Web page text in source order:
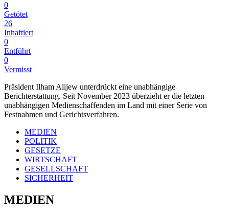
0
Getötet
26
Inhaftiert
0
Entführt
0
Vermisst
Präsident Ilham Alijew unterdrückt eine unabhängige
Berichterstattung. Seit November 2023 überzieht er die letzten
unabhängigen Medienschaffenden im Land mit einer Serie von
Festnahmen und Gerichtsverfahren.
MEDIEN
POLITIK
GESETZE
WIRTSCHAFT
GESELLSCHAFT
SICHERHEIT
MEDIEN